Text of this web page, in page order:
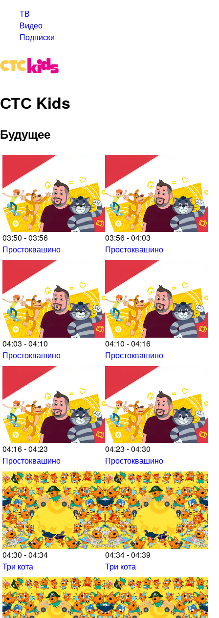
ТВ
Видео
Подписки
СТС Kids
Будущее
03:50 - 03:56
Простоквашино
03:56 - 04:03
Простоквашино
04:03 - 04:10
Простоквашино
04:10 - 04:16
Простоквашино
04:16 - 04:23
Простоквашино
04:23 - 04:30
Простоквашино
04:30 - 04:34
Три кота
04:34 - 04:39
Три кота